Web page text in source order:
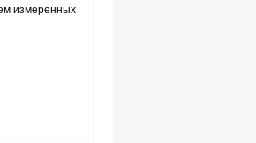
измеренных